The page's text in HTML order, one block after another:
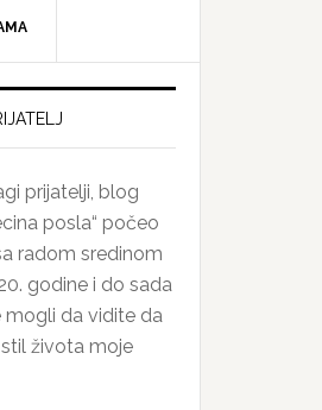
prijatelji, blog
posla“ počeo
radom sredinom
godine i do sada
mogli da vidite da
života moje